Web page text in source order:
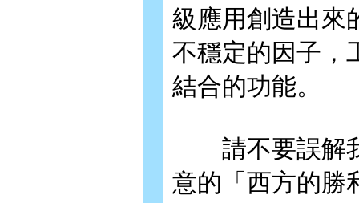
級應用創造出來
不穩定的因子，
結合的功能。
請不要誤解我
意的「西方的勝